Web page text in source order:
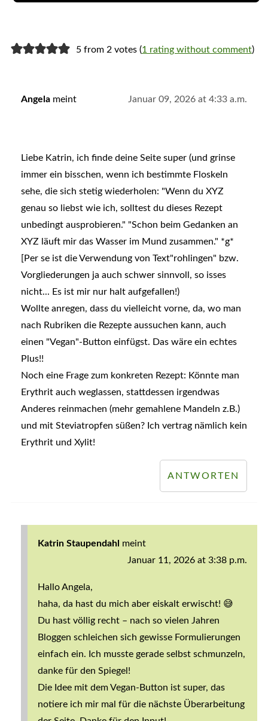
5 from 2 votes (1 rating without comment)
Angela meint Januar 09, 2026 at 4:33 a.m.
Liebe Katrin, ich finde deine Seite super (und grinse
immer ein bisschen, wenn ich bestimmte Floskeln
sehe, die sich stetig wiederholen: "Wenn du XYZ
genau so liebst wie ich, solltest du dieses Rezept
unbedingt ausprobieren." "Schon beim Gedanken an
XYZ läuft mir das Wasser im Mund zusammen." *g*
[Per se ist die Verwendung von Text"rohlingen" bzw.
Vorgliederungen ja auch schwer sinnvoll, so isses
nicht... Es ist mir nur halt aufgefallen!)
Wollte anregen, dass du vielleicht vorne, da, wo man
nach Rubriken die Rezepte aussuchen kann, auch
einen "Vegan"-Button einfügst. Das wäre ein echtes
Plus!!
Noch eine Frage zum konkreten Rezept: Könnte man
Erythrit auch weglassen, stattdessen irgendwas
Anderes reinmachen (mehr gemahlene Mandeln z.B.)
und mit Steviatropfen süßen? Ich vertrag nämlich kein
Erythrit und Xylit!
ANTWORTEN
Katrin Staupendahl meint
Januar 11, 2026 at 3:38 p.m.
Hallo Angela,
haha, da hast du mich aber eiskalt erwischt! 😅
Du hast völlig recht – nach so vielen Jahren
Bloggen schleichen sich gewisse Formulierungen
einfach ein. Ich musste gerade selbst schmunzeln,
danke für den Spiegel!
Die Idee mit dem Vegan-Button ist super, das
notiere ich mir mal für die nächste Überarbeitung